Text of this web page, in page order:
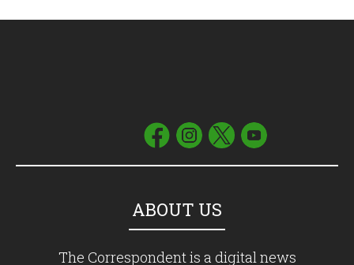
ABOUT US
The Correspondent is a digital news